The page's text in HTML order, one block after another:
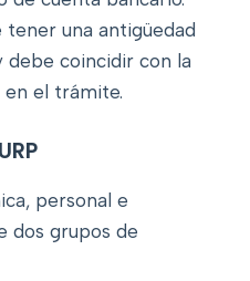
una antigüedad
debe coincidir con la
el trámite.
personal e
dos grupos de